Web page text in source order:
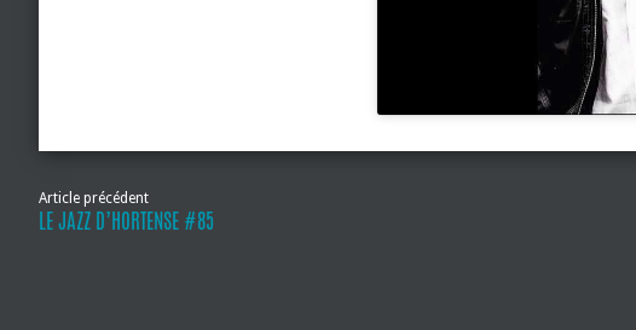
Article précédent
LE JAZZ D’HORTENSE #85